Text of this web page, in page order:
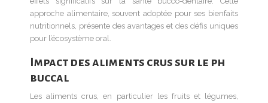
approche alimentaire, souvent adoptée pour ses bienfaits
nutritionnels, présente des avantages et des défis uniques
pour l’écosystème oral.
Impact des aliments crus sur le ph
buccal
Les aliments crus, en particulier les fruits et légumes,